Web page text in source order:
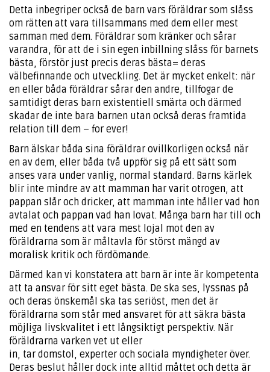
Detta inbegriper också de barn vars föräldrar som slåss
om rätten att vara tillsammans med dem eller mest
samman med dem. Föräldrar som kränker och sårar
varandra, för att de i sin egen inbillning slåss för barnets
bästa, förstör just precis deras bästa= deras
välbefinnande och utveckling. Det är mycket enkelt: när
en eller båda föräldrar sårar den andre, tillfogar de
samtidigt deras barn existentiell smärta och därmed
skadar de inte bara barnen utan också deras framtida
relation till dem – for ever!
Barn älskar båda sina föräldrar ovillkorligen också när
en av dem, eller båda två uppför sig på ett sätt som
anses vara under vanlig, normal standard. Barns kärlek
blir inte mindre av att mamman har varit otrogen, att
pappan slår och dricker, att mamman inte håller vad hon
avtalat och pappan vad han lovat. Många barn har till och
med en tendens att vara mest lojal mot den av
föräldrarna som är måltavla för störst mängd av
moralisk kritik och fördömande.
Därmed kan vi konstatera att barn är inte är kompetenta
att ta ansvar för sitt eget bästa. De ska ses, lyssnas på
och deras önskemål ska tas seriöst, men det är
föräldrarna som står med ansvaret för att säkra bästa
möjliga livskvalitet i ett långsiktigt perspektiv. När
föräldrarna varken vet ut eller
in, tar domstol, experter och sociala myndigheter över.
Deras beslut håller dock inte alltid måttet och detta är